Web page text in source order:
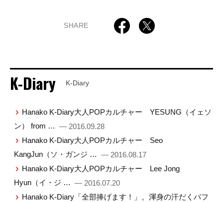
SHARE
K-Diary K-Diary
Hanako K-Diary大人POPカルチャー YESUNG（イェソ
ン） from … — 2016.09.28
Hanako K-Diary大人POPカルチャー Seo
KangJun（ソ・ガンジ … — 2016.08.17
Hanako K-Diary大人POPカルチャー Lee Jong
Hyun（イ・ジ … — 2016.07.20
Hanako K-Diary「全部捧げます！」。渾身の汗だくパフ